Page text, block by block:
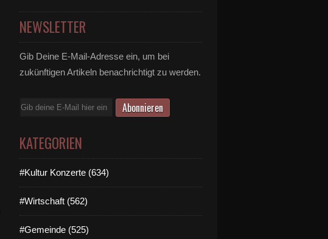
NEWSLETTER
Gib Deine E-Mail-Adresse ein, um bei
zukünftigen Artikeln benachrichtigt zu werden.
E-
KATEGORIEN
#Kultur Konzerte (634)
#Wirtschaft (562)
#Gemeinde (525)